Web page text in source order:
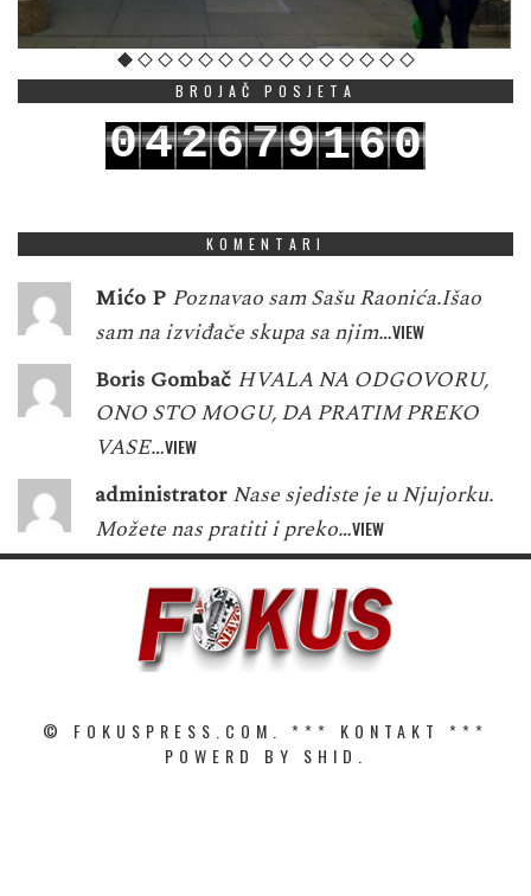
BROJAČ POSJETA
042679160
KOMENTARI
Mićo P Poznavao sam Sašu Raonića.Išao
sam na izviđače skupa sa njim…VIEW
Boris Gombač HVALA NA ODGOVORU,
ONO STO MOGU, DA PRATIM PREKO
VASE…VIEW
administrator Nase sjediste je u Njujorku.
Možete nas pratiti i preko…VIEW
© FOKUSPRESS.COM. *** KONTAKT
***
POWERD BY SHID.